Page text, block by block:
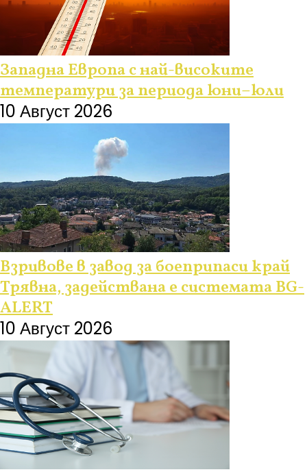
Западна Европа с най-високите
температури за периода юни–юли
10 Август 2026
Взривове в завод за боеприпаси край
Трявна, задействана е системата BG-
ALERT
10 Август 2026